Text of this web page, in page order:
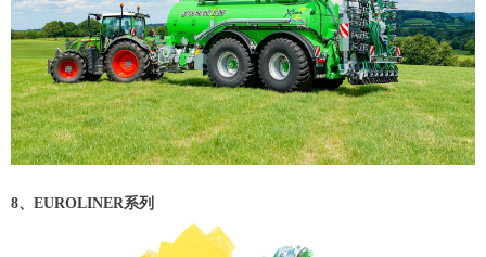
8、EUROLINER系列